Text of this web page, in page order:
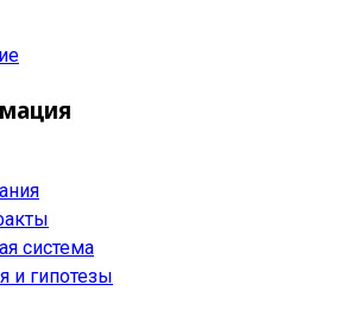
система
и гипотезы